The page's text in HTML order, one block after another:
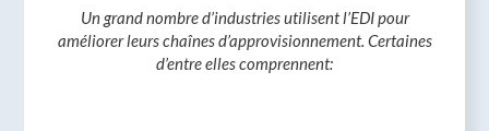
Un grand nombre d’industries utilisent l’EDI pour
améliorer leurs chaînes d’approvisionnement. Certaines
d’entre elles comprennent: